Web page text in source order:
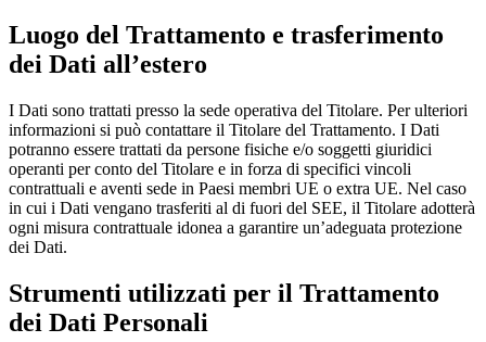
Luogo del Trattamento e trasferimento
dei Dati all’estero
I Dati sono trattati presso la sede operativa del Titolare. Per ulteriori
informazioni si può contattare il Titolare del Trattamento. I Dati
potranno essere trattati da persone fisiche e/o soggetti giuridici
operanti per conto del Titolare e in forza di specifici vincoli
contrattuali e aventi sede in Paesi membri UE o extra UE. Nel caso
in cui i Dati vengano trasferiti al di fuori del SEE, il Titolare adotterà
ogni misura contrattuale idonea a garantire un’adeguata protezione
dei Dati.
Strumenti utilizzati per il Trattamento
dei Dati Personali